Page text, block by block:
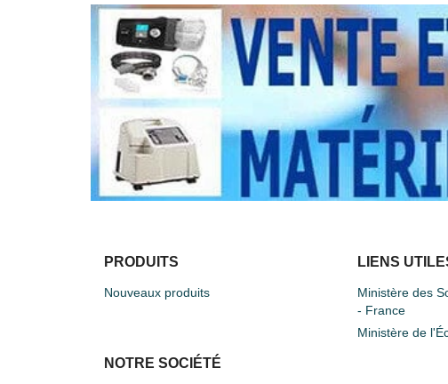
PRODUITS
Nouveaux produits
LIENS
Ministère des
- France
Ministère de
NOTRE SOCIÉTÉ